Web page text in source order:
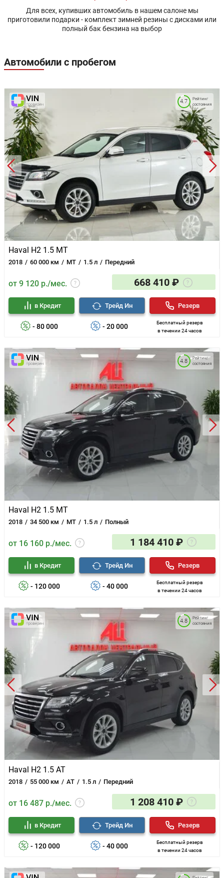
Для всех, купивших автомобиль в нашем салоне мы
приготовили подарки - комплект зимней резины с дисками или
полный бак бензина на выбор
Автомобили с пробегом
Haval H2 1.5 MT
2018 60 000 км MT 1.5 л Передний
Рейтинг
состояния
4.7
от 9 120 р./мес. 668 410 ₽
- 80 000
в Кредит
- 20 000
Трейд Ин
Бесплатный резерв
в течении 24 часов
Резерв
Haval H2 1.5 MT
2018 34 500 км MT 1.5 л Полный
Рейтинг
состояния
4.8
от 16 160 р./мес. 1 184 410 ₽
- 120 000
в Кредит
- 40 000
Трейд Ин
Бесплатный резерв
в течении 24 часов
Резерв
Haval H2 1.5 AT
2018 55 000 км AT 1.5 л Передний
Рейтинг
состояния
4.8
от 16 487 р./мес. 1 208 410 ₽
- 120 000
в Кредит
- 40 000
Трейд Ин
Бесплатный резерв
в течении 24 часов
Резерв